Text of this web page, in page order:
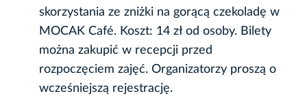
skorzystania ze zniżki na gorącą czekoladę w
MOCAK Café. Koszt: 14 zł od osoby. Bilety
można zakupić w recepcji przed
rozpoczęciem zajęć. Organizatorzy proszą o
wcześniejszą rejestrację.